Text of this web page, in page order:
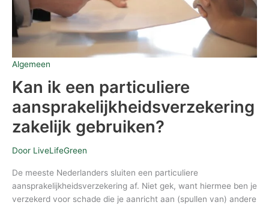
Algemeen
Kan ik een particuliere
aansprakelijkheidsverzekering
zakelijk gebruiken?
Door LiveLifeGreen
De meeste Nederlanders sluiten een particuliere
aansprakelijkheidsverzekering af. Niet gek, want hiermee ben je
verzekerd voor schade die je aanricht aan (spullen van) andere